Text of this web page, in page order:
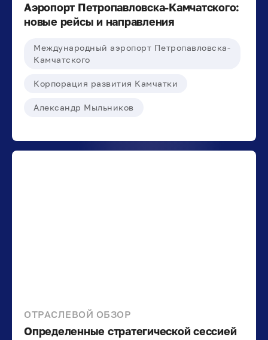
Аэропорт Петропавловска-Камчатского:
новые рейсы и направления
Международный аэропорт Петропавловска-
Камчатского
Корпорация развития Камчатки
Александр Мыльников
ОТРАСЛЕВОЙ ОБЗОР
Определенные стратегической сессией